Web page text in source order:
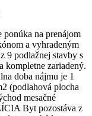
na prenájom
a vyhradeným
9 podlažnej stavby s
kompletne zariadený.
doba nájmu je 1
(podlahová plocha
mesačné
Byt pozostáva z